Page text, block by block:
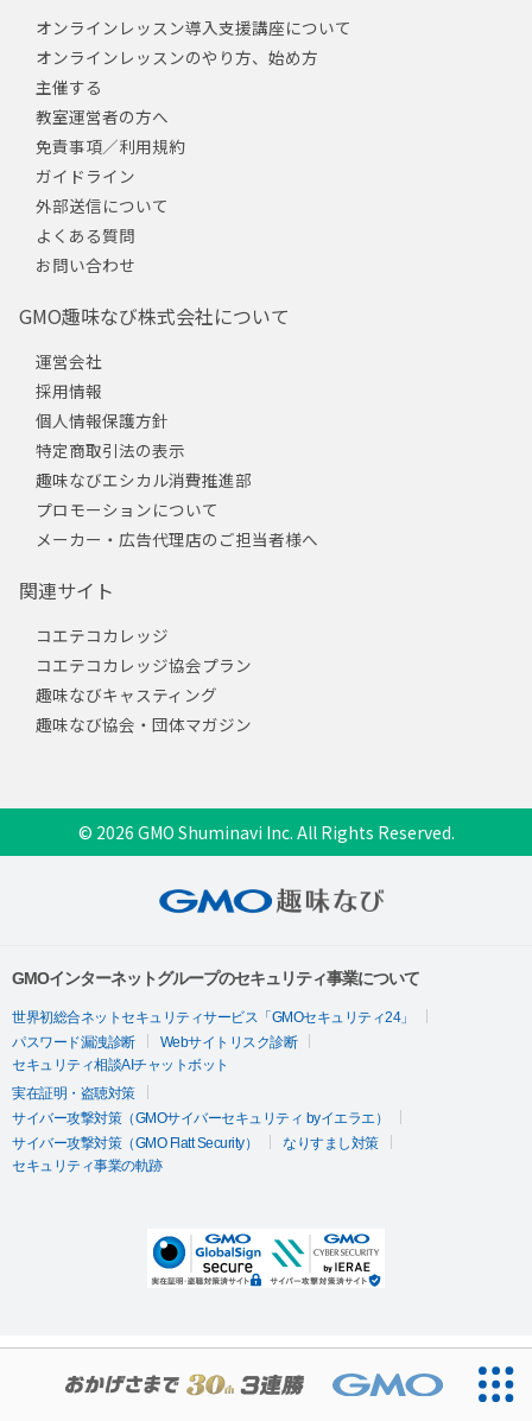
オンラインレッスン導入支援講座について
オンラインレッスンのやり方、始め方
主催する
教室運営者の方へ
免責事項／利用規約
ガイドライン
外部送信について
よくある質問
お問い合わせ
GMO趣味なび株式会社について
運営会社
採用情報
個人情報保護方針
特定商取引法の表示
趣味なびエシカル消費推進部
プロモーションについて
メーカー・広告代理店のご担当者様へ
関連サイト
コエテコカレッジ
コエテコカレッジ協会プラン
趣味なびキャスティング
趣味なび協会・団体マガジン
© 2026 GMO Shuminavi Inc. All Rights Reserved.